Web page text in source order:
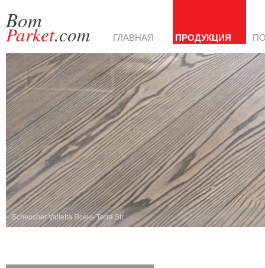
Bom
Parket.com ГЛАВНАЯ ПРОДУКЦИЯ
Scheucher Valletta Ясень Terra Str.